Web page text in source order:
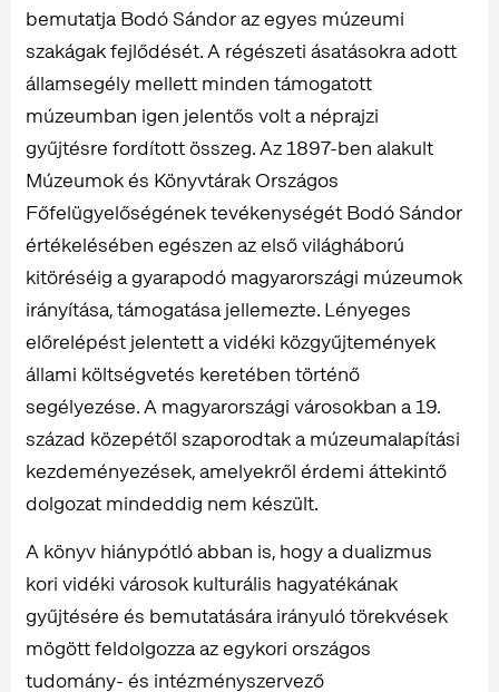
bemutatja Bodó Sándor az egyes múzeumi
szakágak fejlődését. A régészeti ásatásokra adott
államsegély mellett minden támogatott
múzeumban igen jelentős volt a néprajzi
gyűjtésre fordított összeg. Az 1897-ben alakult
Múzeumok és Könyvtárak Országos
Főfelügyelőségének tevékenységét Bodó Sándor
értékelésében egészen az első világháború
kitöréséig a gyarapodó magyarországi múzeumok
irányítása, támogatása jellemezte. Lényeges
előrelépést jelentett a vidéki közgyűjtemények
állami költségvetés keretében történő
segélyezése. A magyarországi városokban a 19.
század közepétől szaporodtak a múzeumalapítási
kezdeményezések, amelyekről érdemi áttekintő
dolgozat mindeddig nem készült.
A könyv hiánypótló abban is, hogy a dualizmus
kori vidéki városok kulturális hagyatékának
gyűjtésére és bemutatására irányuló törekvések
mögött feldolgozza az egykori országos
tudomány- és intézményszervező